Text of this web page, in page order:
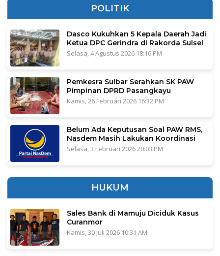
POLITIK
Dasco Kukuhkan 5 Kepala Daerah Jadi
Ketua DPC Gerindra di Rakorda Sulsel
Selasa, 4 Agustus 2026 18:16 PM
Pemkesra Sulbar Serahkan SK PAW
Pimpinan DPRD Pasangkayu
Kamis, 26 Februari 2026 16:32 PM
Belum Ada Keputusan Soal PAW RMS,
Nasdem Masih Lakukan Koordinasi
Selasa, 3 Februari 2026 20:03 PM
HUKUM
Sales Bank di Mamuju Diciduk Kasus
Curanmor
Kamis, 30 Juli 2026 10:31 AM